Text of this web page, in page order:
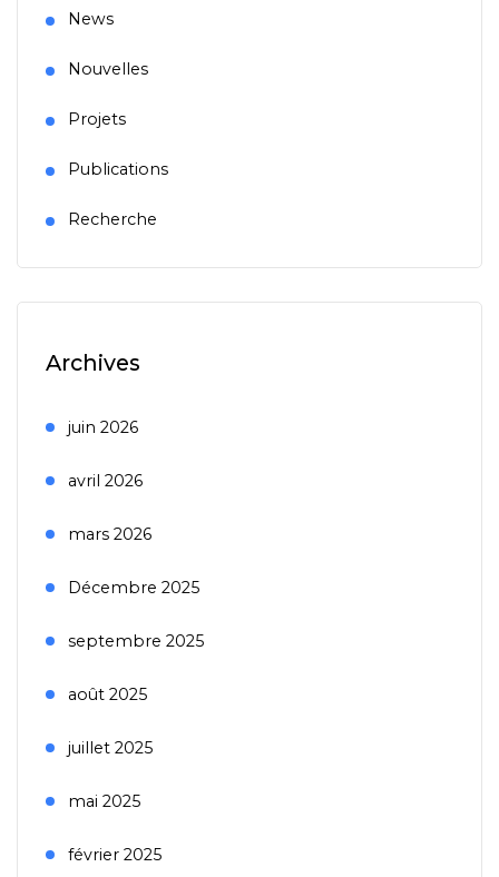
News
Nouvelles
Projets
Publications
Recherche
Archives
juin 2026
avril 2026
mars 2026
Décembre 2025
septembre 2025
août 2025
juillet 2025
mai 2025
février 2025